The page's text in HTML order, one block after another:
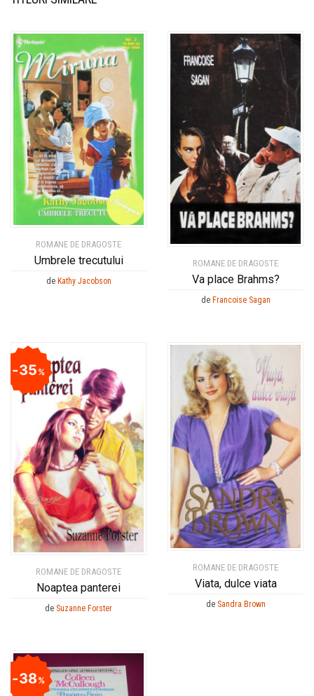
ROMANE DE DRAGOSTE
Umbrele trecutului
de Kathy Jacobson
ROMANE DE DRAGOSTE
Va place Brahms?
de Francoise Sagan
ROMANE DE DRAGOSTE
Noaptea panterei
35%
de Suzanne Forster
ROMANE DE DRAGOSTE
Viata, dulce viata
de Sandra Brown
38%